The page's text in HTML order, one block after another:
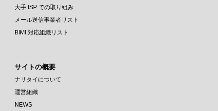
大手 ISP での取り組み
メール送信事業者リスト
BIMI 対応組織リスト
サイトの概要
ナリタイについて
運営組織
NEWS